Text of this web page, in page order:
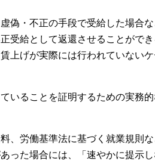
偽・不正の手段で受給した場合
受給として返還させることができ
上げが実際には行われていないケ
いることを証明するための実務的
、労働基準法に基づく就業規則
った場合には、「速やかに提示